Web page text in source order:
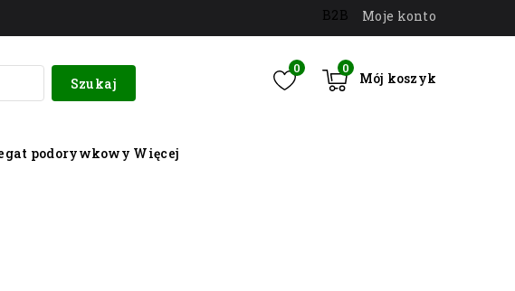
B2B Moje konto
0
Mój koszyk
0
Szukaj
podorywkowy Więcej